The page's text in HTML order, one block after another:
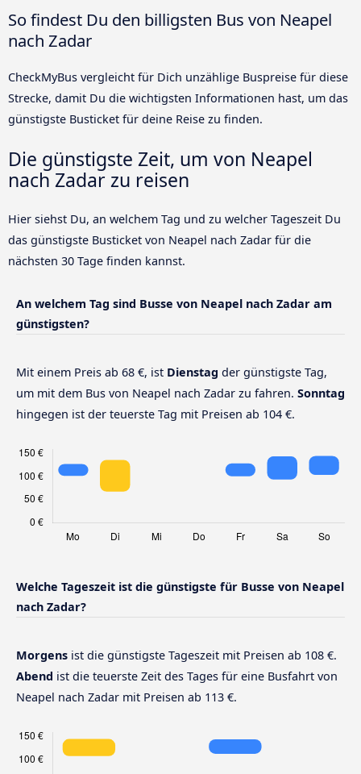
So findest Du den billigsten Bus von Neapel
nach Zadar
CheckMyBus vergleicht für Dich unzählige Buspreise für diese
Strecke, damit Du die wichtigsten Informationen hast, um das
günstigste Busticket für deine Reise zu finden.
Die günstigste Zeit, um von Neapel
nach Zadar zu reisen
Hier siehst Du, an welchem Tag und zu welcher Tageszeit Du
das günstigste Busticket von Neapel nach Zadar für die
nächsten 30 Tage finden kannst.
An welchem Tag sind Busse von Neapel nach Zadar am
günstigsten?
Mit einem Preis ab 68 €, ist Dienstag der günstigste Tag,
um mit dem Bus von Neapel nach Zadar zu fahren. Sonntag
hingegen ist der teuerste Tag mit Preisen ab 104 €.
Welche Tageszeit ist die günstigste für Busse von Neapel
nach Zadar?
Morgens ist die günstigste Tageszeit mit Preisen ab 108 €.
Abend ist die teuerste Zeit des Tages für eine Busfahrt von
Neapel nach Zadar mit Preisen ab 113 €.